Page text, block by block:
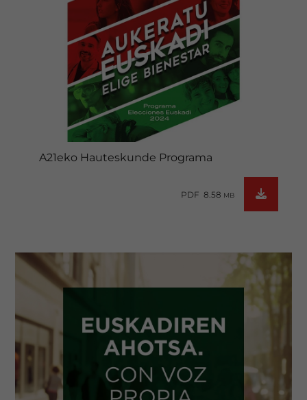
A21eko Hauteskunde Programa
PDF 8.58 MB